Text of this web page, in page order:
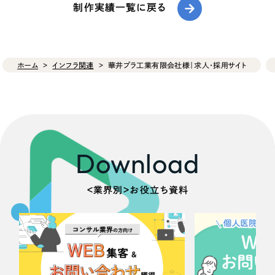
制作実績一覧に戻る
ホーム インフラ関連 華井プラ工業有限会社様｜求人・採用サイト
Download
＜業界別＞お役立ち資料